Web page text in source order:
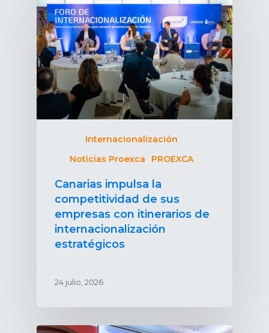
Internacionalización
Noticias Proexca
PROEXCA
Canarias impulsa la
competitividad de sus
empresas con itinerarios de
internacionalización
estratégicos
24 julio, 2026